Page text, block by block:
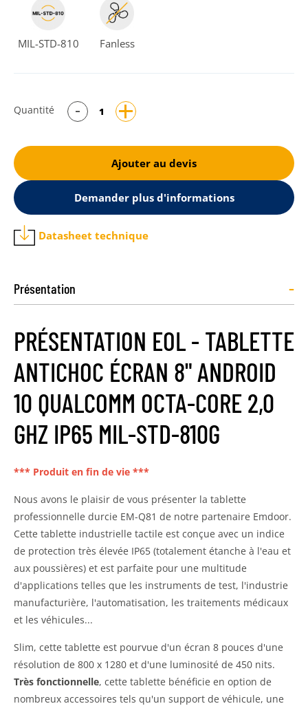
MIL-STD-810 Fanless
Quantité
Ajouter au devis
Demander plus d'informations
Datasheet technique
Présentation -
PRÉSENTATION EOL - TABLETTE
ANTICHOC ÉCRAN 8" ANDROID
10 QUALCOMM OCTA-CORE 2,0
GHZ IP65 MIL-STD-810G
*** Produit en fin de vie ***
Nous avons le plaisir de vous présenter la tablette
professionnelle durcie EM-Q81 de notre partenaire Emdoor.
Cette tablette industrielle tactile est conçue avec un indice
de protection très élevée IP65 (totalement étanche à l'eau et
aux poussières) et est parfaite pour une multitude
d'applications telles que les instruments de test, l'industrie
manufacturière, l'automatisation, les traitements médicaux
et les véhicules...
Slim, cette tablette est pourvue d'un écran 8 pouces d'une
résolution de 800 x 1280 et d'une luminosité de 450 nits.
Très fonctionnelle, cette tablette bénéficie en option de
nombreux accessoires tels qu'un support de véhicule, une